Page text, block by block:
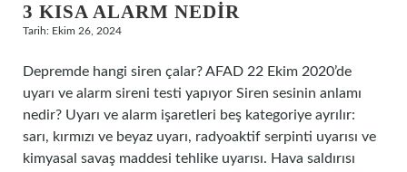
3 KISA ALARM NEDIR
Tarih: Ekim 26, 2024
Depremde hangi siren çalar? AFAD 22 Ekim 2020’de
uyarı ve alarm sireni testi yapıyor Siren sesinin anlamı
nedir? Uyarı ve alarm işaretleri beş kategoriye ayrılır:
sarı, kırmızı ve beyaz uyarı, radyoaktif serpinti uyarısı ve
kimyasal savaş maddesi tehlike uyarısı. Hava saldırısı